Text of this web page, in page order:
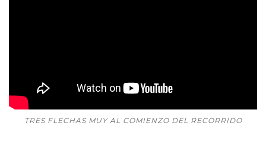
TRES FLECHAS MUY AL COMIENZO DEL RECORRIDO